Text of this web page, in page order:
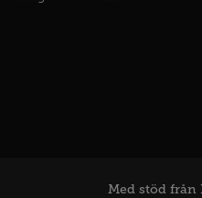
Med stöd från